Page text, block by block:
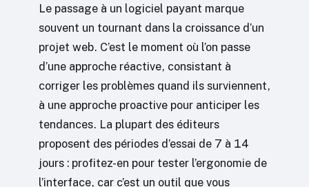
Le passage à un logiciel payant marque
souvent un tournant dans la croissance d’un
projet web. C’est le moment où l’on passe
d’une approche réactive, consistant à
corriger les problèmes quand ils surviennent,
à une approche proactive pour anticiper les
tendances. La plupart des éditeurs
proposent des périodes d’essai de 7 à 14
jours : profitez-en pour tester l’ergonomie de
l’interface, car c’est un outil que vous